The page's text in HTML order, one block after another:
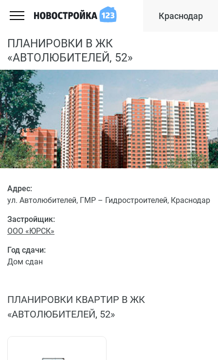
Краснодар
ПЛАНИРОВКИ В ЖК
«АВТОЛЮБИТЕЛЕЙ, 52»
Застройщик:
ООО «ЮРСК»
Адрес:
ул. Автолюбителей, ГМР – Гидростроителей, Краснодар
Год сдачи:
Дом сдан
ПЛАНИРОВКИ КВАРТИР В ЖК
«АВТОЛЮБИТЕЛЕЙ, 52»